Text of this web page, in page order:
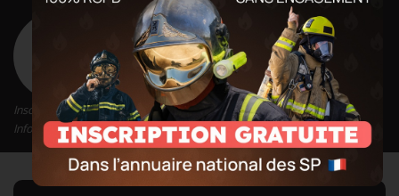
< Retour à la liste des pompiers
VADON Véronique
Inscrit depuis le 16/09/2020 à 21:53
Informations mises à jour le 16/09/2020 à 21:53